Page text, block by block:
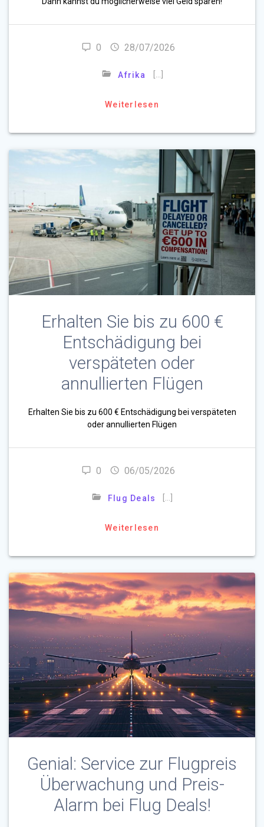
0 28/07/2026
Afrika
Weiterlesen
Erhalten Sie bis zu 600 €
Entschädigung bei
verspäteten oder
annullierten Flügen
Erhalten Sie bis zu 600 € Entschädigung bei verspäteten
oder annullierten Flügen
0 06/05/2026
Flug Deals
Weiterlesen
Genial: Service zur Flugpreis
Überwachung und Preis-
Alarm bei Flug Deals!